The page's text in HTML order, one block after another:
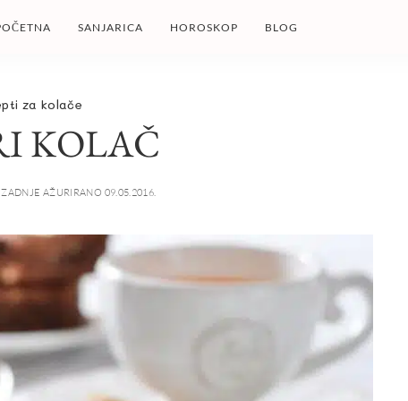
SANJARICA HOROSKOP BLOG
za kolače
KOLAČ
ZADNJE AŽURIRANO 09.05.2016.